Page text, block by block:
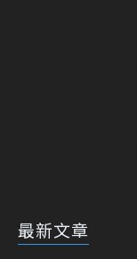
最新文章